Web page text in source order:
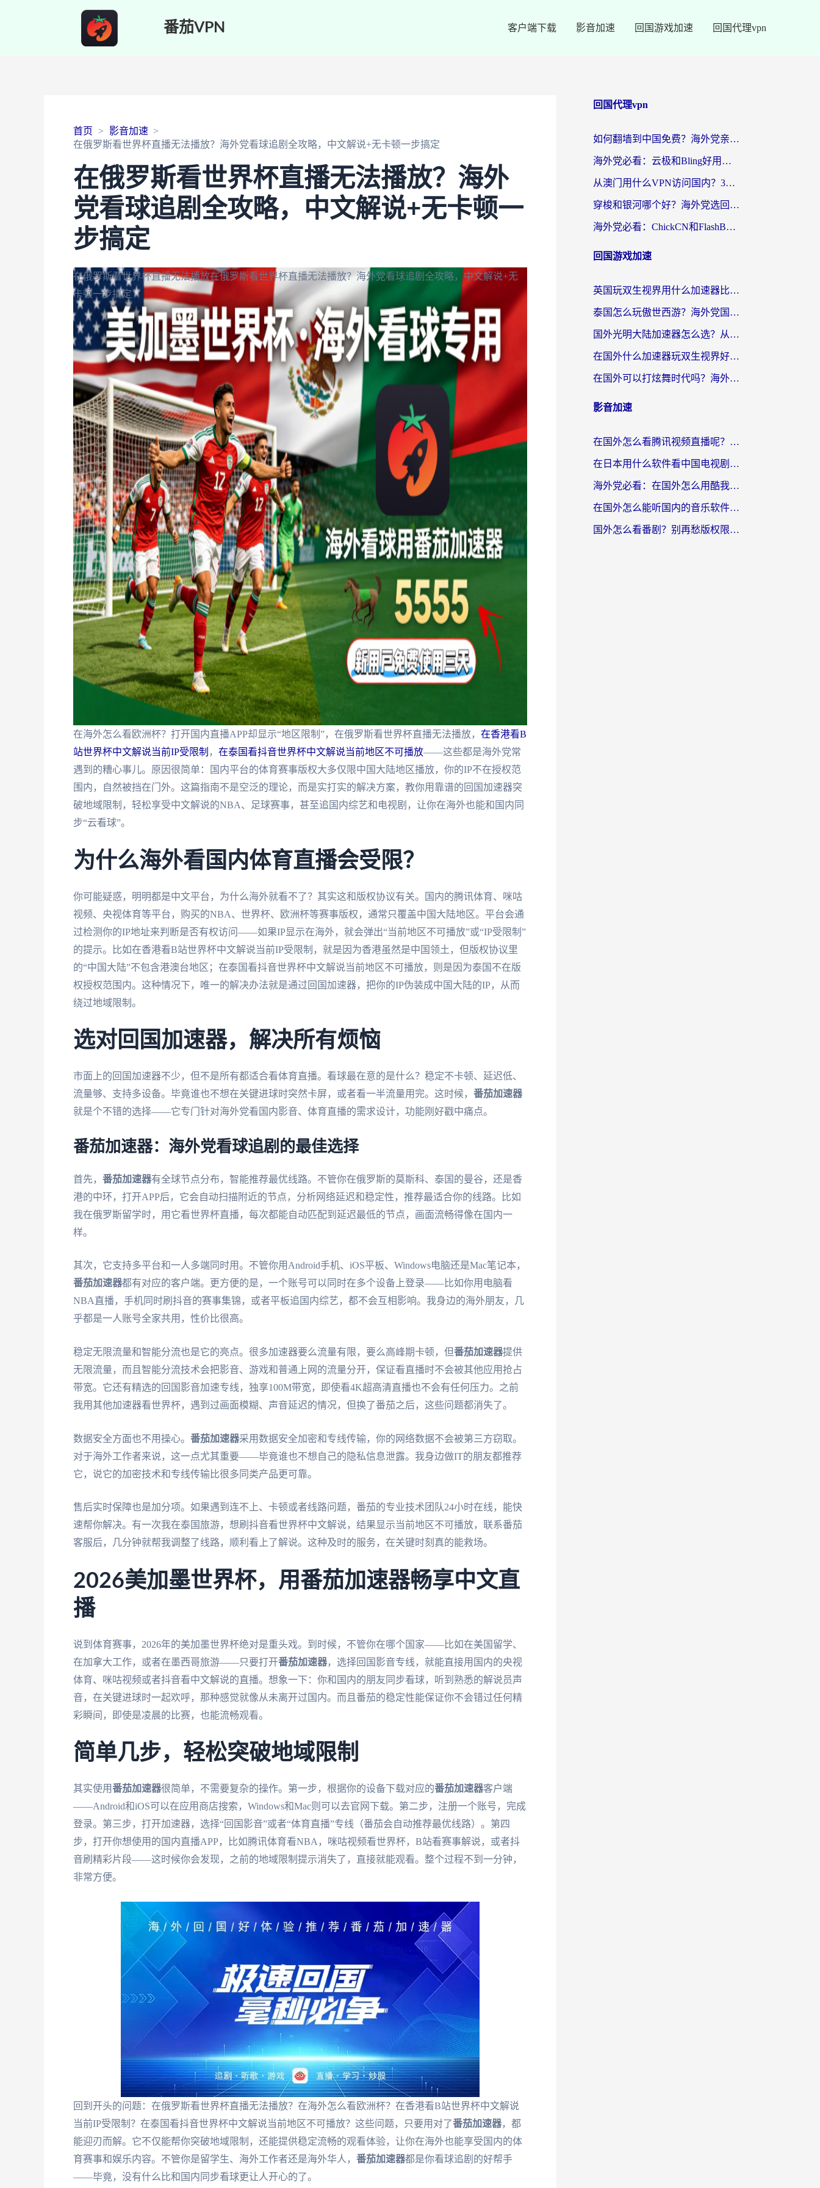
番茄VPN 客户端下载 影音加速 回国游戏加速 回国代理vpn
首页
影音加速
在俄罗斯看世界杯直播无法播放？海外党看球追剧全攻略，中文解说+无卡顿一步搞定
在俄罗斯看世界杯直播无法播放？海外
党看球追剧全攻略，中文解说+无卡顿一
步搞定
在俄罗斯看世界杯直播无法播放在俄罗斯看世界杯直播无法播放？海外党看球追剧全攻略，中文解说+无
卡顿一步搞定
在海外怎么看欧洲杯？打开国内直播APP却显示“地区限制”，在俄罗斯看世界杯直播无法播放， 在香港看B
站世界杯中文解说当前IP受限制 ， 在泰国看抖音世界杯中文解说当前地区不可播放——这些都是海外党常
遇到的糟心事儿。原因很简单：国内平台的体育赛事版权大多仅限中国大陆地区播放，你的IP不在授权范
围内，自然被挡在门外。这篇指南不是空泛的理论，而是实打实的解决方案，教你用靠谱的回国加速器突
破地域限制，轻松享受中文解说的NBA、足球赛事，甚至追国内综艺和电视剧，让你在海外也能和国内同
步“云看球”。
为什么海外看国内体育直播会受限？
你可能疑惑，明明都是中文平台，为什么海外就看不了？其实这和版权协议有关。国内的腾讯体育、咪咕
视频、央视体育等平台，购买的NBA、世界杯、欧洲杯等赛事版权，通常只覆盖中国大陆地区。平台会通
过检测你的IP地址来判断是否有权访问——如果IP显示在海外，就会弹出“当前地区不可播放”或“IP受限制”
的提示。比如在香港看B站世界杯中文解说当前IP受限制，就是因为香港虽然是中国领土，但版权协议里
的“中国大陆”不包含港澳台地区；在泰国看抖音世界杯中文解说当前地区不可播放，则是因为泰国不在版
权授权范围内。这种情况下，唯一的解决办法就是通过回国加速器，把你的IP伪装成中国大陆的IP，从而
绕过地域限制。
选对回国加速器，解决所有烦恼
市面上的回国加速器不少，但不是所有都适合看体育直播。看球最在意的是什么？稳定不卡顿、延迟低、
流量够、支持多设备。毕竟谁也不想在关键进球时突然卡屏，或者看一半流量用完。这时候， 番茄加速器
就是个不错的选择——它专门针对海外党看国内影音、体育直播的需求设计，功能刚好戳中痛点。
番茄加速器：海外党看球追剧的最佳选择
首先， 番茄加速器有全球节点分布，智能推荐最优线路。不管你在俄罗斯的莫斯科、泰国的曼谷，还是香
港的中环，打开APP后，它会自动扫描附近的节点，分析网络延迟和稳定性，推荐最适合你的线路。比如
我在俄罗斯留学时，用它看世界杯直播，每次都能自动匹配到延迟最低的节点，画面流畅得像在国内一
样。
其次，它支持多平台和一人多端同时用。不管你用Android手机、iOS平板、Windows电脑还是Mac笔记本，
番茄加速器都有对应的客户端。更方便的是，一个账号可以同时在多个设备上登录——比如你用电脑看
NBA直播，手机同时刷抖音的赛事集锦，或者平板追国内综艺，都不会互相影响。我身边的海外朋友，几
乎都是一人账号全家共用，性价比很高。
稳定无限流量和智能分流也是它的亮点。很多加速器要么流量有限，要么高峰期卡顿，但番茄加速器提供
无限流量，而且智能分流技术会把影音、游戏和普通上网的流量分开，保证看直播时不会被其他应用抢占
带宽。它还有精选的回国影音加速专线，独享100M带宽，即使看4K超高清直播也不会有任何压力。之前
我用其他加速器看世界杯，遇到过画面模糊、声音延迟的情况，但换了番茄之后，这些问题都消失了。
数据安全方面也不用操心。 番茄加速器采用数据安全加密和专线传输，你的网络数据不会被第三方窃取。
对于海外工作者来说，这一点尤其重要——毕竟谁也不想自己的隐私信息泄露。我身边做IT的朋友都推荐
它，说它的加密技术和专线传输比很多同类产品更可靠。
售后实时保障也是加分项。如果遇到连不上、卡顿或者线路问题，番茄的专业技术团队24小时在线，能快
速帮你解决。有一次我在泰国旅游，想刷抖音看世界杯中文解说，结果显示当前地区不可播放，联系番茄
客服后，几分钟就帮我调整了线路，顺利看上了解说。这种及时的服务，在关键时刻真的能救场。
2026美加墨世界杯，用番茄加速器畅享中文直
播
说到体育赛事，2026年的美加墨世界杯绝对是重头戏。到时候，不管你在哪个国家——比如在美国留学、
在加拿大工作，或者在墨西哥旅游——只要打开番茄加速器，选择回国影音专线，就能直接用国内的央视
体育、咪咕视频或者抖音看中文解说的直播。想象一下：你和国内的朋友同步看球，听到熟悉的解说员声
音，在关键进球时一起欢呼，那种感觉就像从未离开过国内。而且番茄的稳定性能保证你不会错过任何精
彩瞬间，即使是凌晨的比赛，也能流畅观看。
简单几步，轻松突破地域限制
其实使用番茄加速器很简单，不需要复杂的操作。第一步，根据你的设备下载对应的番茄加速器客户端
——Android和iOS可以在应用商店搜索，Windows和Mac则可以去官网下载。第二步，注册一个账号，完成
登录。第三步，打开加速器，选择“回国影音”或者“体育直播”专线（番茄会自动推荐最优线路）。第四
步，打开你想使用的国内直播APP，比如腾讯体育看NBA，咪咕视频看世界杯，B站看赛事解说，或者抖
音刷精彩片段——这时候你会发现，之前的地域限制提示消失了，直接就能观看。整个过程不到一分钟，
非常方便。
回到开头的问题：在俄罗斯看世界杯直播无法播放？在海外怎么看欧洲杯？在香港看B站世界杯中文解说
当前IP受限制？在泰国看抖音世界杯中文解说当前地区不可播放？这些问题，只要用对了番茄加速器，都
能迎刃而解。它不仅能帮你突破地域限制，还能提供稳定流畅的观看体验，让你在海外也能享受国内的体
育赛事和娱乐内容。不管你是留学生、海外工作者还是海外华人， 番茄加速器都是你看球追剧的好帮手
——毕竟，没有什么比和国内同步看球更让人开心的了。
回国代理vpn
如何翻墙到中国免费？海外党亲测：从踩坑到选对加速器的全攻略
海外党必看：云极和Bling好用吗？3分钟教你选对回国加速器
从澳门用什么VPN访问国内？3个实用标准帮你避开坑，无缝刷剧听歌
穿梭和银河哪个好？海外党选回国加速器的避坑指南，附番茄加速器实测体验
海外党必看：ChickCN和FlashBack好用吗？3招教你选对回国加速器（附云极、HomeCN、斧牛vs艾果对比）
回国游戏加速
英国玩双生视界用什么加速器比较好？海外党亲测有效的国服游戏加速方案
泰国怎么玩傲世西游？海外党国服游戏加速终极攻略（附光明大陆量子特攻实测）
国外光明大陆加速器怎么选？从卡顿到丝滑的终极指南（含德国玩走开外星人墨西哥玩俄罗斯方块技巧）
在国外什么加速器玩双生视界好用？海外党亲测不踩坑的终极指南
在国外可以打炫舞时代吗？海外玩家国服游戏加速全攻略（附实测推荐）
影音加速
在国外怎么看腾讯视频直播呢？留学生亲测有效的回国加速指南
在日本用什么软件看中国电视剧呢？留学生亲测有效的回国加速方案
海外党必看：在国外怎么用酷我音乐听音乐？告别“地区不支持”的实用指南
在国外怎么能听国内的音乐软件？别让版权限制断了你的“中文歌单”
国外怎么看番剧？别再愁版权限制！一个工具解决所有回国追剧难题